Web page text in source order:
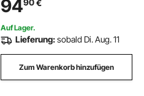
Kajaks, Autodächer, 10er-Pack
94 €
Auf Lager.
Lieferung:sobald Di. Aug. 11
Zum Warenkorb hinzufügen